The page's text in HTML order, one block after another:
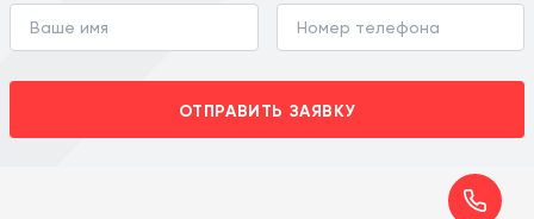
ОТПРАВИТЬ ЗАЯВКУ